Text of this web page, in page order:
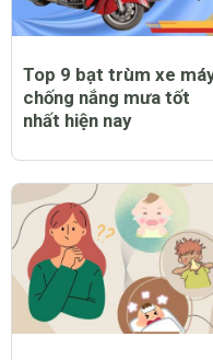
Top 9 bạt trùm xe
chống nắng mưa tốt
nhất hiện nay